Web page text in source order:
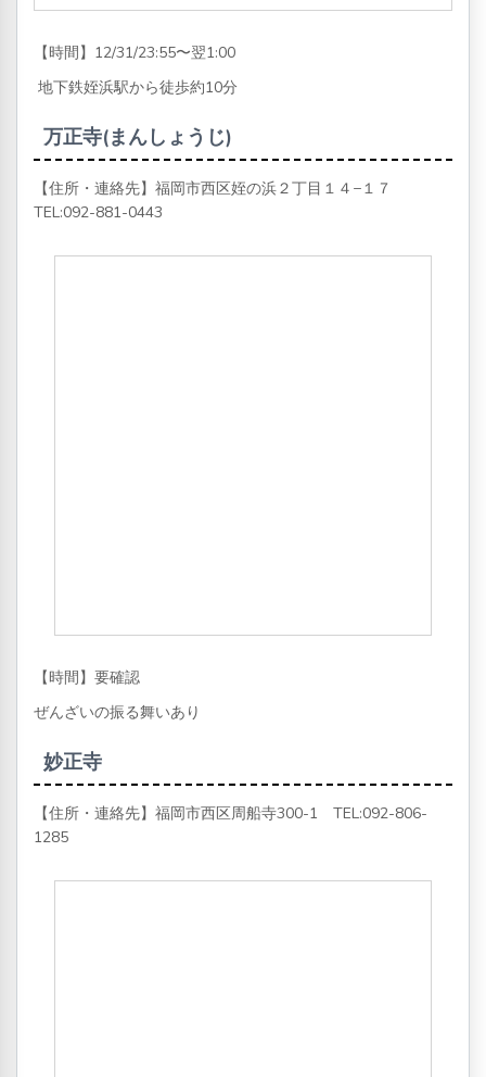
【時間】12/31/23:55〜翌1:00
地下鉄姪浜駅から徒歩約10分
万正寺(まんしょうじ)
【住所・連絡先】福岡市西区姪の浜２丁目１４−１７
TEL:092-881-0443
【時間】要確認
ぜんざいの振る舞いあり
妙正寺
【住所・連絡先】福岡市西区周船寺300-1 TEL:092-806-
1285